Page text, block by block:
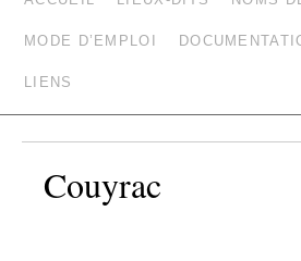
MODE D’EMPLOI
LIENS
Couyrac